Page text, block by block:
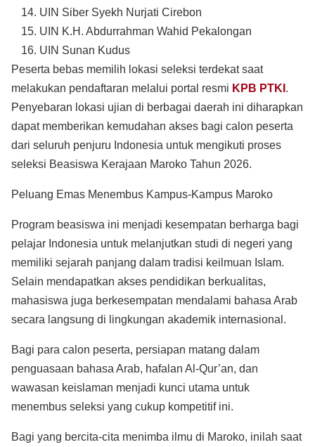
UIN Siber Syekh Nurjati Cirebon
UIN K.H. Abdurrahman Wahid Pekalongan
UIN Sunan Kudus
Peserta bebas memilih lokasi seleksi terdekat saat
melakukan pendaftaran melalui portal resmi KPB PTKI .
Penyebaran lokasi ujian di berbagai daerah ini diharapkan
dapat memberikan kemudahan akses bagi calon peserta
dari seluruh penjuru Indonesia untuk mengikuti proses
seleksi Beasiswa Kerajaan Maroko Tahun 2026.
Peluang Emas Menembus Kampus-Kampus Maroko
Program beasiswa ini menjadi kesempatan berharga bagi
pelajar Indonesia untuk melanjutkan studi di negeri yang
memiliki sejarah panjang dalam tradisi keilmuan Islam.
Selain mendapatkan akses pendidikan berkualitas,
mahasiswa juga berkesempatan mendalami bahasa Arab
secara langsung di lingkungan akademik internasional.
Bagi para calon peserta, persiapan matang dalam
penguasaan bahasa Arab, hafalan Al-Qur’an, dan
wawasan keislaman menjadi kunci utama untuk
menembus seleksi yang cukup kompetitif ini.
Bagi yang bercita-cita menimba ilmu di Maroko, inilah saat